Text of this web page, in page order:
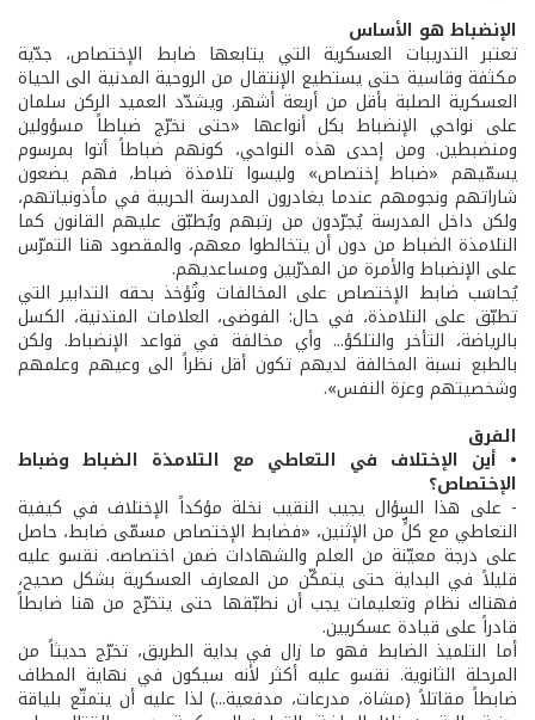
الإنضباط هو الأساس
تعتبر التدريبات العسكرية التي يتابعها ضابط الإختصاص، جدّية
مكثفة وقاسية حتى يستطيع الإنتقال من الروحية المدنية الى الحياة
العسكرية الصلبة بأقل من أربعة أشهر. ويشدّد العميد الركن سلمان
على نواحي الإنضباط بكل أنواعها «حتى نخرّج ضباطاً مسؤولين
ومنضبطين. ومن إحدى هذه النواحي، كونهم ضباطاً أتوا بمرسوم
يسمّيهم «ضباط إختصاص» وليسوا تلامذة ضباط، فهم يضعون
شاراتهم ونجومهم عندما يغادرون المدرسة الحربية في مأذونياتهم،
ولكن داخل المدرسة يُجرّدون من رتبهم ويُطبّق عليهم القانون كما
التلامذة الضباط من دون أن يتخالطوا معهم، والمقصود هنا التمرّس
على الإنضباط والأمرة من المدرّبين ومساعديهم.
يُحاسَب ضابط الإختصاص على المخالفات وتُؤخذ بحقه التدابير التي
تطبّق على التلامذة، في حال: الفوضى، العلامات المتدنية، الكسل
بالرياضة، التأخر والتلكؤ... وأي مخالفة في قواعد الإنضباط. ولكن
بالطبع نسبة المخالفة لديهم تكون أقل نظراً الى وعيهم وعلمهم
وشخصيتهم وعزة النفس».
الفرق
• أين الإختلاف في التعاطي مع التلامذة الضباط وضباط
الإختصاص؟
- على هذا السؤال يجيب النقيب نخلة مؤكداً الإختلاف في كيفية
التعاطي مع كلٍّ من الإثنين، «فضابط الإختصاص مسمّى ضابط، حاصل
على درجة معيّنة من العلم والشهادات ضمن اختصاصه. نقسو عليه
قليلاً في البداية حتى يتمكّن من المعارف العسكرية بشكل صحيح،
فهناك نظام وتعليمات يجب أن نطبّقها حتى يتخرّج من هنا ضابطاً
قادراً على قيادة عسكريين.
أما التلميذ الضابط فهو ما زال في بداية الطريق، تخرّج حديثاً من
المرحلة الثانوية. نقسو عليه أكثر لأنه سيكون في نهاية المطاف
ضابطاً مقاتلاً (مشاة، مدرعات، مدفعية...) لذا عليه أن يتمتّع بلياقة